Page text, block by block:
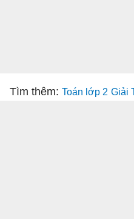
Tìm thêm: Toán lớp 2 Giải